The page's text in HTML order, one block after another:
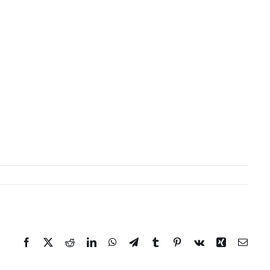
Facebook
TwitterRedditLinkedInWhatsApp
TelegramTumblr Pinterest
Vk Xing Email